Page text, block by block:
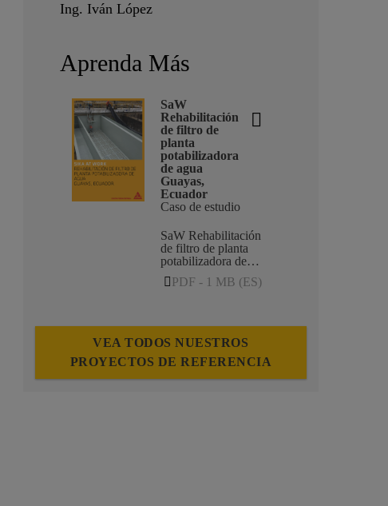
Ing. Iván López
Aprenda Más
SaW
Rehabilitación
de filtro de
planta
potabilizadora
de agua
Guayas,
Ecuador
Caso de estudio
SaW Rehabilitación
de filtro de planta
potabilizadora de
agua
PDF - 1 MB (ES)
VEA TODOS NUESTROS
PROYECTOS DE REFERENCIA